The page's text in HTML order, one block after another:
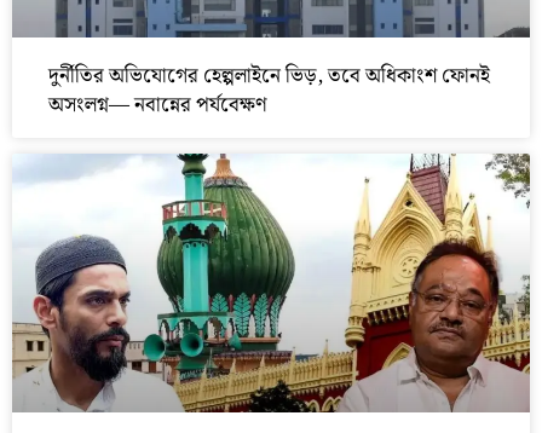
দুর্নীতির অভিযোগের হেল্পলাইনে ভিড়, তবে অধিকাংশ ফোনই
অসংলগ্ন— নবান্নের পর্যবেক্ষণ